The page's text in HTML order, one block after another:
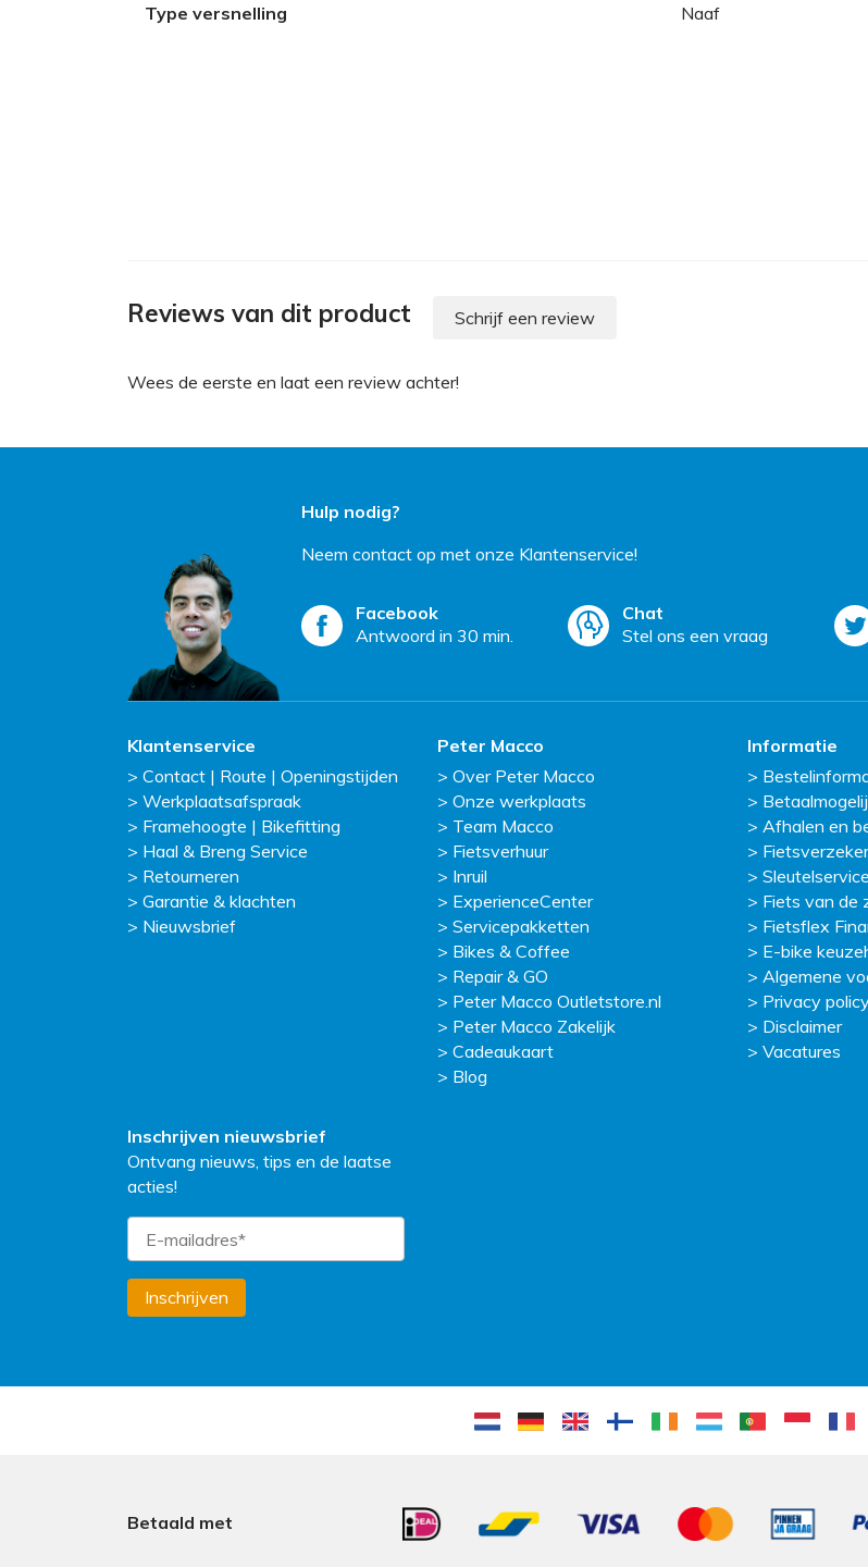
Type versnelling
Naaf
Reviews van dit product Schrijf een review
Wees de eerste en laat een review achter!
Hulp nodig?
Neem contact op met onze Klantenservice!
Facebook
Antwoord in 30 min.
Chat
Stel ons een vraag
Klantenservice
Contact | Route | Openingstijden
Werkplaatsafspraak
Framehoogte | Bikefitting
Haal & Breng Service
Retourneren
Garantie & klachten
Nieuwsbrief
Peter Macco
Over Peter Macco
Onze werkplaats
Team Macco
Fietsverhuur
Inruil
ExperienceCenter
Servicepakketten
Bikes & Coffee
Repair & GO
Peter Macco Outletstore.nl
Peter Macco Zakelijk
Cadeaukaart
Blog
Informatie
Afhalen en
Sleutelservice
Fiets van de
Fietsflex
E-bike
Algemene
Privacy
Disclaimer
Vacatures
Inschrijven nieuwsbrief
Ontvang nieuws, tips en de laatse
acties!
Inschrijven
Betaald met